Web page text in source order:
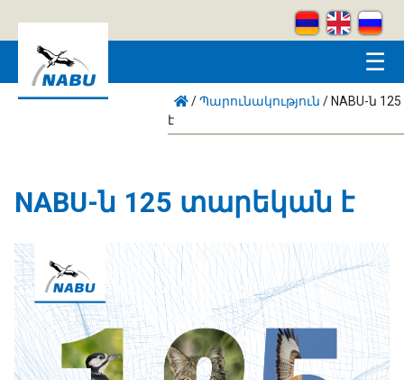
☰
/Պարունակություն / NABU-ն
է
NABU-ն 125 տարեկան է